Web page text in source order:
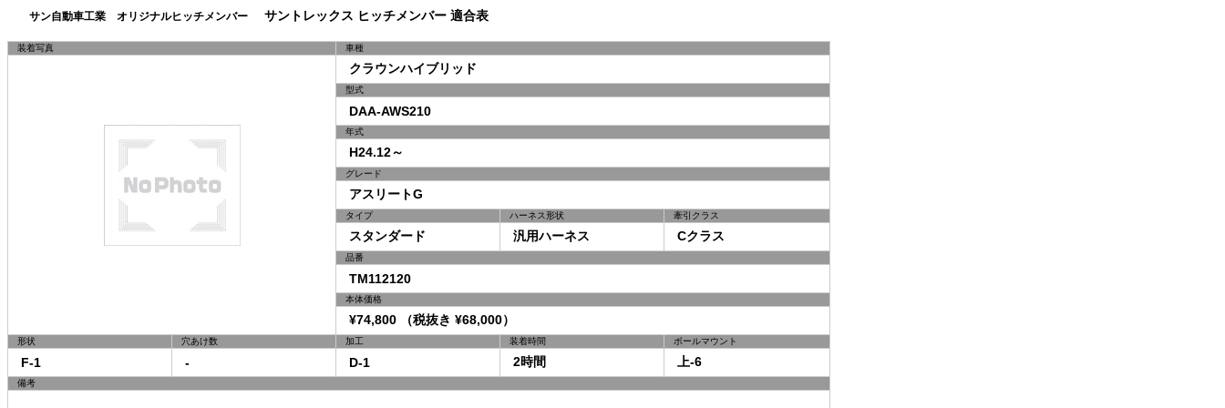
サン自動車工業 オリジナルヒッチメンバー サントレックス ヒッチメンバー 適合表
装着写真 車種
クラウンハイブリッド
型式
DAA-AWS210
年式
H24.12～
グレード
アスリートG
タイプ ハーネス形状 牽引クラス
スタンダード 汎用ハーネス Cクラス
品番
TM112120
本体価格
¥74,800 （税抜き ¥68,000）
形状 穴あけ数 加工 装着時間 ボールマウント
F-1 - D-1 2時間 上-6
備考